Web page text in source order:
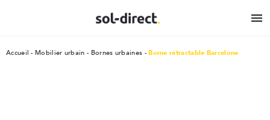

Accueil Mobilier urbain Bornes urbaines Borne rétractable Barcelone